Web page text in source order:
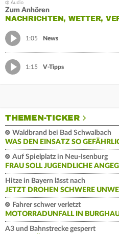
Zum Anhören
NACHRICHTEN, WETTER,
1:05 News
1:15 V-Tipps
THEMEN-TICKER
Waldbrand bei Bad Schwalbach
WAS DEN EINSATZ SO
Auf Spielplatz in Neu-Isenburg
FRAU SOLL JUGENDLICHE
Hitze in Bayern lässt nach
JETZT DROHEN SCHWERE
Fahrer schwer verletzt
MOTORRADUNFALL IN
A3 und Bahnstrecke gesperrt